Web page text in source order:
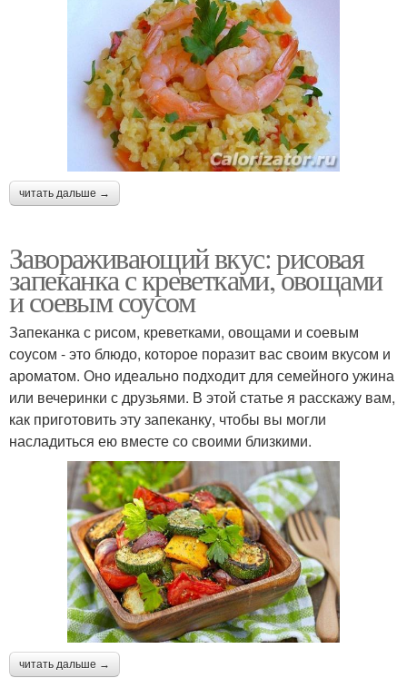
читать дальше →
Завораживающий вкус: рисовая
запеканка с креветками, овощами
и соевым соусом
Запеканка с рисом, креветками, овощами и соевым
соусом - это блюдо, которое поразит вас своим вкусом и
ароматом. Оно идеально подходит для семейного ужина
или вечеринки с друзьями. В этой статье я расскажу вам,
как приготовить эту запеканку, чтобы вы могли
насладиться ею вместе со своими близкими.
читать дальше →